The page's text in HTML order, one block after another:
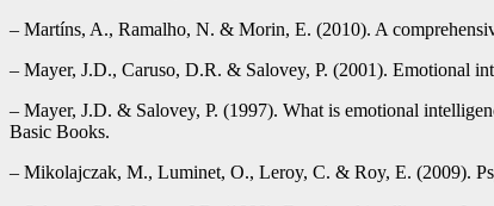
– Martíns, A., Ramalho, N. & Morin, E. (2010). A
– Mayer, J.D., Caruso, D.R. & Salovey, P. (2001). Emotional
– Mayer, J.D. & Salovey, P. (1997). What is emotional
Basic Books.
– Mikolajczak, M., Luminet, O., Leroy, C. & Roy, E. (2009).